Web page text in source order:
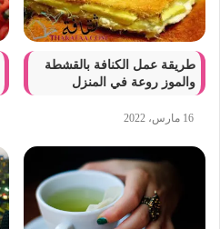
طريقة عمل الكنافة بالقشطة
والموز روعة في المنزل
16 مارس، 2022